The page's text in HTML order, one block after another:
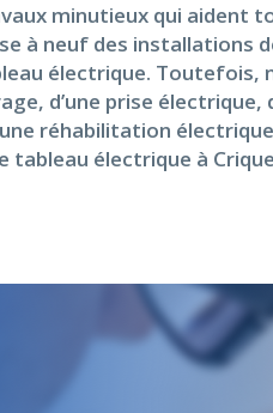
minutieux qui aident
à neuf des installations
électrique.
d’une prise électrique,
réhabilitation
électrique à